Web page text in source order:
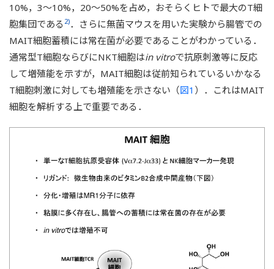
10%，3～10%，20～50%を占め，おそらくヒトで最大のT細
胞集団である 2)．さらに無菌マウスを用いた実験から腸管での
MAIT細胞蓄積には常在菌が必要であることがわかっている．
通常型T細胞ならびにNKT細胞はin vitroで抗原刺激等に反応
して増殖能を示すが，MAIT細胞は従前知られているいかなる
T細胞刺激に対しても増殖能を示さない（図1 ）．これはMAIT
細胞を解析する上で重要である．